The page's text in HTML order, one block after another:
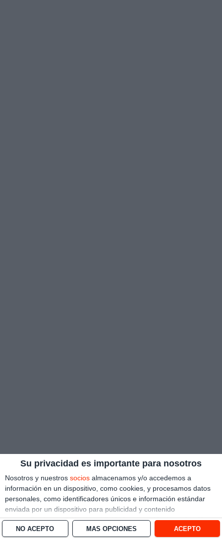
Su privacidad es importante para nosotros
Nosotros y nuestros socios almacenamos y/o accedemos a
información en un dispositivo, como cookies, y procesamos datos
personales, como identificadores únicos e información estándar
enviada por un dispositivo para publicidad y contenido
personalizado, medición de publicidad y contenido, investigación
de audiencia y desarrollo de servicios. Con su permiso, nosotros y
MÁS OPCIONES
NO ACEPTO ACEPTO